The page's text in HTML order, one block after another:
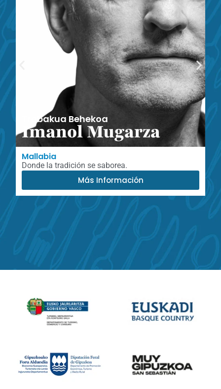
Trabakua Behekoa
Imanol Mugarza
Mallabia
Donde la tradición se saborea.
Más Información